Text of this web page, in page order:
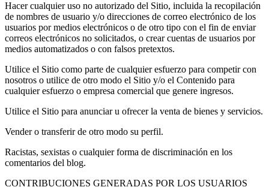
Hacer cualquier uso no autorizado del Sitio, incluida la recopilación
de nombres de usuario y/o direcciones de correo electrónico de los
usuarios por medios electrónicos o de otro tipo con el fin de enviar
correos electrónicos no solicitados, o crear cuentas de usuarios por
medios automatizados o con falsos pretextos.
Utilice el Sitio como parte de cualquier esfuerzo para competir con
nosotros o utilice de otro modo el Sitio y/o el Contenido para
cualquier esfuerzo o empresa comercial que genere ingresos.
Utilice el Sitio para anunciar u ofrecer la venta de bienes y servicios.
Vender o transferir de otro modo su perfil.
Racistas, sexistas o cualquier forma de discriminación en los
comentarios del blog.
CONTRIBUCIONES GENERADAS POR LOS USUARIOS